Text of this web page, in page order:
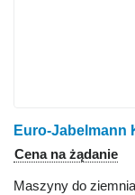
Cena na żądanie
Maszyny do